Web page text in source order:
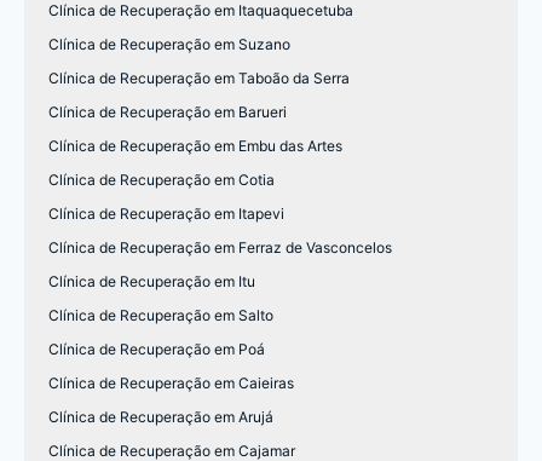
Clínica de Recuperação em Itaquaquecetuba
Clínica de Recuperação em Suzano
Clínica de Recuperação em Taboão da Serra
Clínica de Recuperação em Barueri
Clínica de Recuperação em Embu das Artes
Clínica de Recuperação em Cotia
Clínica de Recuperação em Itapevi
Clínica de Recuperação em Ferraz de Vasconcelos
Clínica de Recuperação em Itu
Clínica de Recuperação em Salto
Clínica de Recuperação em Poá
Clínica de Recuperação em Caieiras
Clínica de Recuperação em Arujá
Clínica de Recuperação em Cajamar